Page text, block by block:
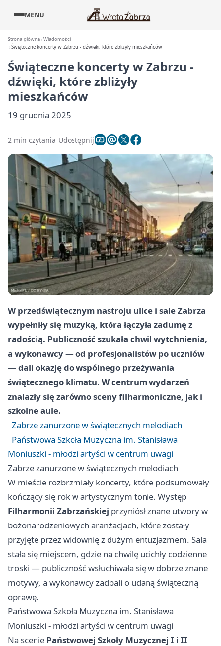
MENU
Strona główna Wiadomości
Świąteczne koncerty w Zabrzu - dźwięki, które zbliżyły mieszkańców
Świąteczne koncerty w Zabrzu -
dźwięki, które zbliżyły
mieszkańców
19 grudnia 2025
2 min czytania Udostępnij
W przedświątecznym nastroju ulice i sale Zabrza
wypełniły się muzyką, która łączyła zadumę z
radością. Publiczność szukała chwil wytchnienia,
a wykonawcy — od profesjonalistów po uczniów
— dali okazję do wspólnego przeżywania
świątecznego klimatu. W centrum wydarzeń
znalazły się zarówno sceny filharmoniczne, jak i
szkolne aule.
Zabrze zanurzone w świątecznych melodiach
Państwowa Szkoła Muzyczna im. Stanisława
Moniuszki - młodzi artyści w centrum uwagi
Zabrze zanurzone w świątecznych melodiach
W mieście rozbrzmiały koncerty, które podsumowały
kończący się rok w artystycznym tonie. Występ
Filharmonii Zabrzańskiej przyniósł znane utwory w
bożonarodzeniowych aranżacjach, które zostały
przyjęte przez widownię z dużym entuzjazmem. Sala
stała się miejscem, gdzie na chwilę ucichły codzienne
troski — publiczność wsłuchiwała się w dobrze znane
motywy, a wykonawcy zadbali o udaną świąteczną
oprawę.
Państwowa Szkoła Muzyczna im. Stanisława
Moniuszki - młodzi artyści w centrum uwagi
Na scenie Państwowej Szkoły Muzycznej I i II